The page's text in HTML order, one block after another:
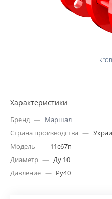
Характеристики
Бренд — Маршал
Страна производства —
Модель — 11с67п
Диаметр — Ду 10
Давление — Ру40